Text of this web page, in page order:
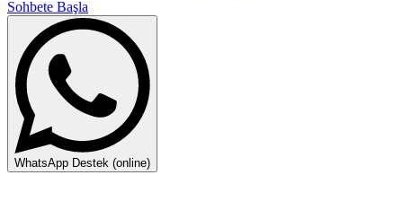
Sohbete Başla
WhatsApp Destek (online)